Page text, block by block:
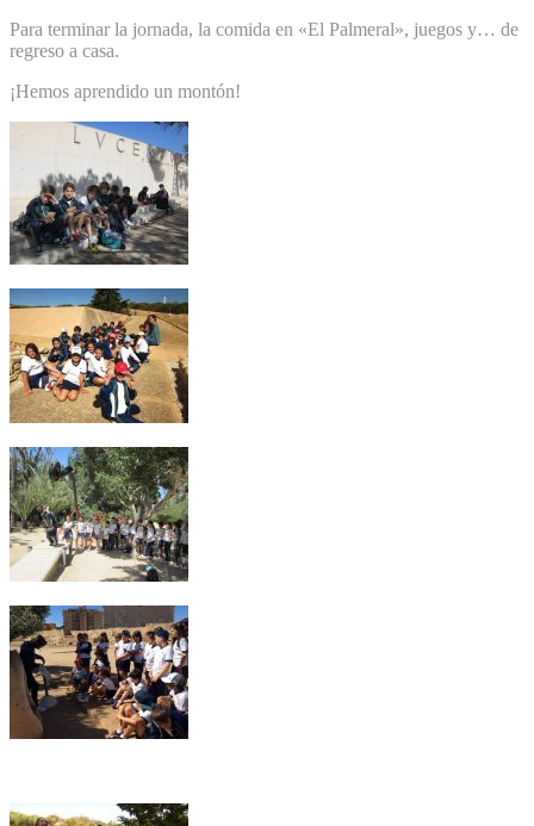
Para terminar la jornada, la comida en «El Palmeral», juegos y… de
regreso a casa.
¡Hemos aprendido un montón!